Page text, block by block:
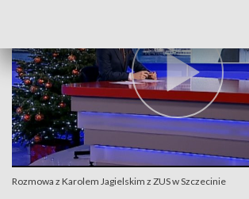
Rozmowa z Karolem Jagielskim z ZUS w Szczecinie